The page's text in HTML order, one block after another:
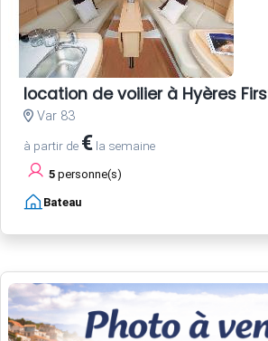
location de voilier à Hyères
Var 83
à partir de € la semaine
5 personne(s)
Bateau